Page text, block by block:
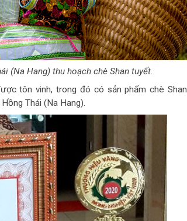
(Na Hang) thu hoạch chè Shan tuyết.
tôn vinh, trong đó có sản phẩm chè Shan
Thái (Na Hang).